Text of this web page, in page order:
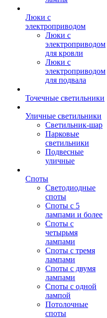
Люки с
электроприводом
Люки с
электроприводом
для кровли
Люки с
электроприводом
для подвала
Точечные светильники
Уличные светильники
Светильник-шар
Парковые
светильники
Подвесные
уличные
Споты
Светодиодные
споты
Споты с 5
лампами и более
Споты с
четырьмя
лампами
Споты с тремя
лампами
Споты с двумя
лампами
Споты с одной
лампой
Потолочные
споты